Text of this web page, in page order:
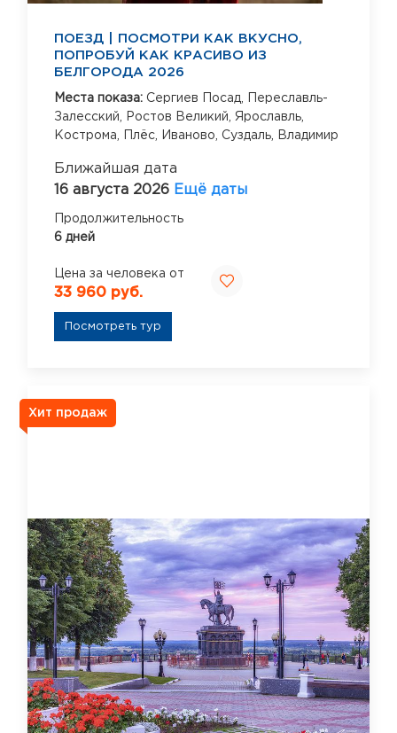
ПОЕЗД | ПОСМОТРИ КАК ВКУСНО,
ПОПРОБУЙ КАК КРАСИВО ИЗ
БЕЛГОРОДА 2026
Места показа: Сергиев Посад,
Переславль-
Залесский,
Ростов Великий, Ярославль,
Кострома,
Плёс, Иваново, Суздаль, Владимир
Ближайшая дата
16 августа 2026 Ещё даты
Продолжительность
6 дней
Цена за человека от
33 960 руб.
Посмотреть тур
Хит продаж